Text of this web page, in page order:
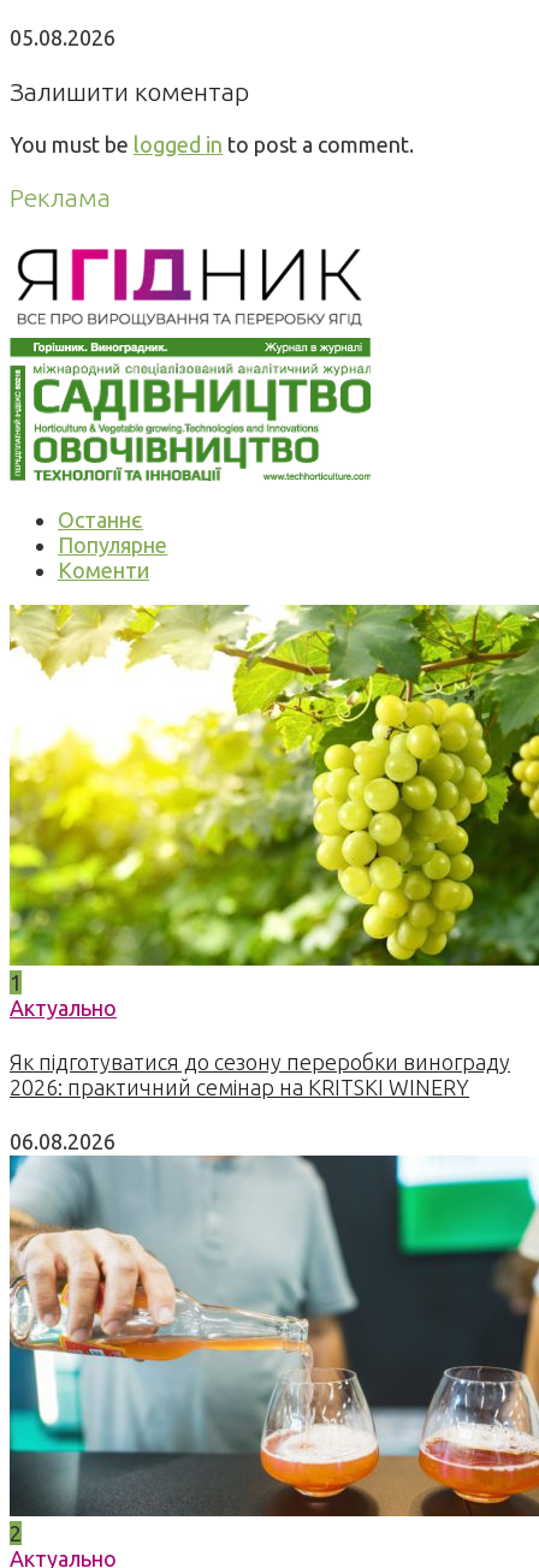
05.08.2026
Залишити коментар
You must be logged in to post a comment.
Реклама
Останнє
Популярне
Коменти
1
Актуально
Як підготуватися до сезону переробки винограду
2026: практичний семінар на KRITSKI WINERY
06.08.2026
2
Актуально